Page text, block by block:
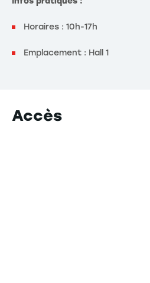
Horaires : 10h-17h
Emplacement : Hall 1
Accès